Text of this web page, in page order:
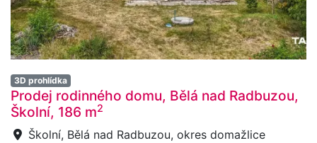
3D prohlídka
Prodej rodinného domu, Bělá nad Radbuzou,
Školní, 186 m2
Školní, Bělá nad Radbuzou, okres domažlice